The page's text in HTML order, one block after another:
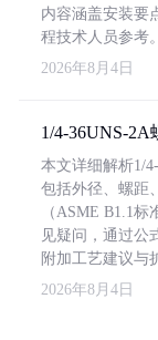
内容涵盖安装要
程技术人员参考。
2026年8月4日
1/4-36UNS-
本文详细解析1/
包括外径、螺距
（ASME B1.1
见疑问，通过公
附加工艺建议与
2026年8月4日